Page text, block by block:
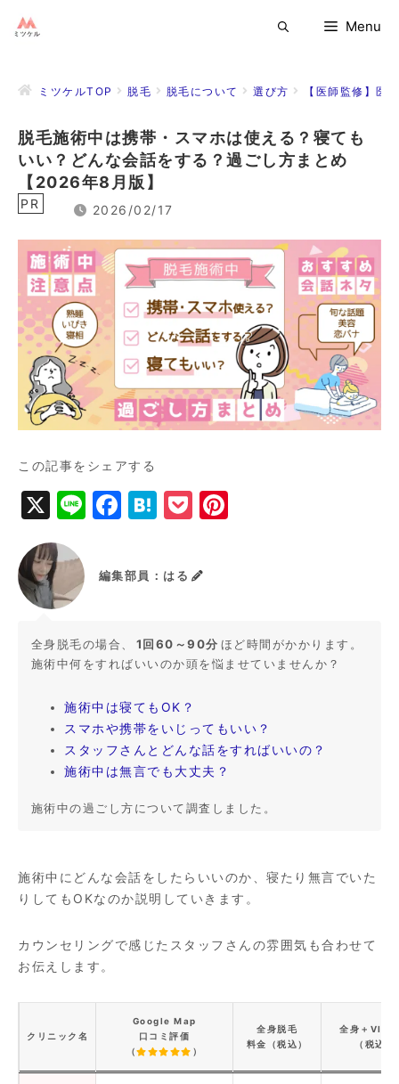
Menu
ミツケルTOP 脱毛 脱毛について 選び方 【医師監修】医
脱毛施術中は携帯・スマホは使える？寝ても
いい？どんな会話をする？過ごし方まとめ
【2026年8月版】
2026/02/17
PR
この記事をシェアする
X
Li
e
F
c
e
o
o
k
H
t
e
a
P
c
k
t
e
st
編集部員：はる
全身脱毛の場合、 1回60～90分 ほど時間がかかります。
施術中何をすればいいのか頭を悩ませていませんか？
施術中は寝てもOK？
スマホや携帯をいじってもいい？
スタッフさんとどんな話をすればいいの？
施術中は無言でも大丈夫？
施術中の過ごし方について調査しました。
施術中にどんな会話をしたらいいのか、寝たり無言でいた
りしてもOKなのか説明していきます。
カウンセリングで感じたスタッフさんの雰囲気も合わせて
お伝えします。
クリニック名
Google Map
口コミ評価
（
）
全身脱毛
料金（税込）
全身＋VIO
（税込）